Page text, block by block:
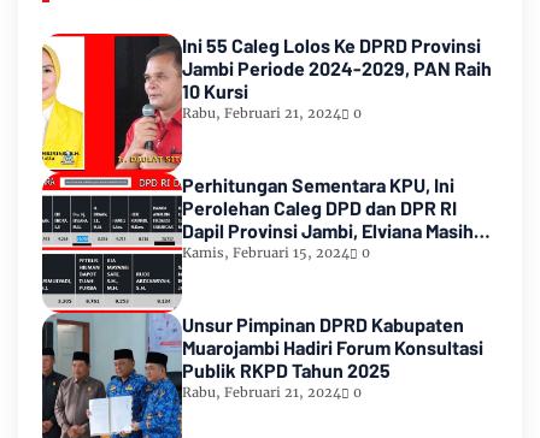
Ini 55 Caleg Lolos Ke DPRD Provinsi
Jambi Periode 2024-2029, PAN Raih
10 Kursi
Rabu, Februari 21, 2024 0
Perhitungan Sementara KPU, Ini
Perolehan Caleg DPD dan DPR RI
Dapil Provinsi Jambi, Elviana Masih
Urutan Kedua Teratas
Kamis, Februari 15, 2024 0
Unsur Pimpinan DPRD Kabupaten
Muarojambi Hadiri Forum Konsultasi
Publik RKPD Tahun 2025
Rabu, Februari 21, 2024 0